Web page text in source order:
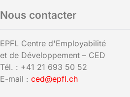
Nous contacter
EPFL Centre d'Employabilité
et de Développement – CED
Tél. : +41 21 693 50 52
E-mail : ced@epfl.ch